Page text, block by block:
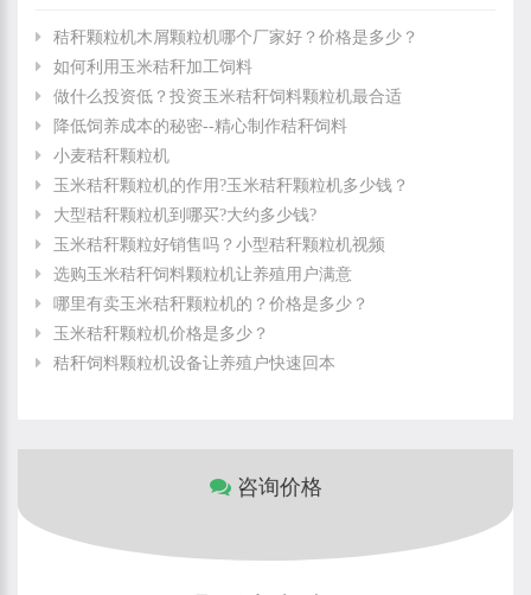
秸秆颗粒机木屑颗粒机哪个厂家好？价格是多少？
如何利用玉米秸秆加工饲料
做什么投资低？投资玉米秸秆饲料颗粒机最合适
降低饲养成本的秘密--精心制作秸秆饲料
小麦秸秆颗粒机
玉米秸秆颗粒机的作用?玉米秸秆颗粒机多少钱？
大型秸秆颗粒机到哪买?大约多少钱?
玉米秸秆颗粒好销售吗？小型秸秆颗粒机视频
选购玉米秸秆饲料颗粒机让养殖用户满意
哪里有卖玉米秸秆颗粒机的？价格是多少？
玉米秸秆颗粒机价格是多少？
秸秆饲料颗粒机设备让养殖户快速回本
咨询价格